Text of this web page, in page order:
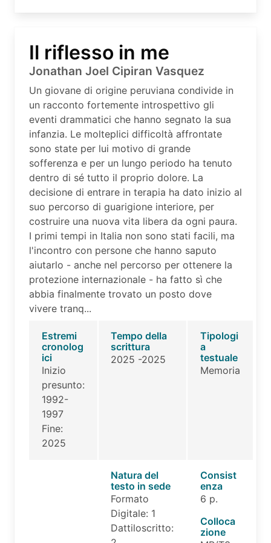
Il riflesso in me
Jonathan Joel Cipiran Vasquez
Un giovane di origine peruviana condivide in
un racconto fortemente introspettivo gli
eventi drammatici che hanno segnato la sua
infanzia. Le molteplici difficoltà affrontate
sono state per lui motivo di grande
sofferenza e per un lungo periodo ha tenuto
dentro di sé tutto il proprio dolore. La
decisione di entrare in terapia ha dato inizio al
suo percorso di guarigione interiore, per
costruire una nuova vita libera da ogni paura.
I primi tempi in Italia non sono stati facili, ma
l'incontro con persone che hanno saputo
aiutarlo - anche nel percorso per ottenere la
protezione internazionale - ha fatto sì che
abbia finalmente trovato un posto dove
vivere tranq...
Estremi
cronolog
ici
Inizio
presunto:
1992-
1997
Fine:
2025
Tempo della
scrittura
2025 -2025
Tipologi
a
testuale
Memoria
Natura del
testo in sede
Formato
Digitale: 1
Dattiloscritto:
Consist
enza
6 p.
Colloca
zione